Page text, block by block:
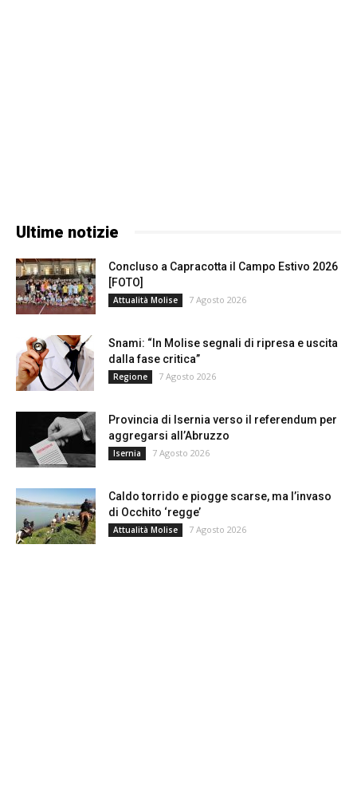
Ultime notizie
Concluso a Capracotta il Campo Estivo 2026
[FOTO]
Attualità Molise 7 Agosto 2026
Snami: “In Molise segnali di ripresa e uscita
dalla fase critica”
Regione 7 Agosto 2026
Provincia di Isernia verso il referendum per
aggregarsi all’Abruzzo
Isernia 7 Agosto 2026
Caldo torrido e piogge scarse, ma l’invaso
di Occhito ‘regge’
Attualità Molise 7 Agosto 2026